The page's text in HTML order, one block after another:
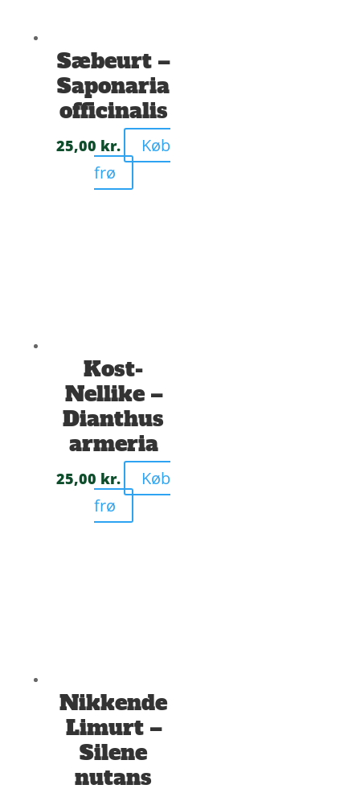
Sæbeurt –
Saponaria
officinalis
25,00 kr.
Køb
frø
Kost-
Nellike –
Dianthus
armeria
25,00 kr.
Køb
frø
Nikkende
Limurt –
Silene
nutans